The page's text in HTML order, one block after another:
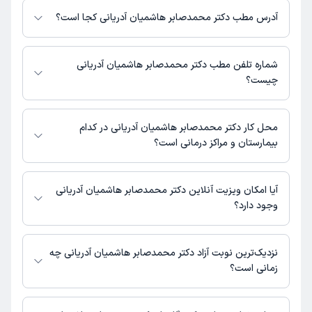
تماس بگیرید.
آدرس مطب دکتر محمدصابر هاشمیان آدریانی کجا است؟
اطلاعات مربوط به آدرس مطب دکتر محمدصابر هاشمیان آدریانی در حال حاضر
در دسترس نیست. برای دریافت اطلاعات دقیق‌تر، لطفاً با مطب تماس بگیرید.
شماره تلفن مطب دکتر محمدصابر هاشمیان آدریانی
چیست؟
شماره تماس مطب دکتر محمدصابر هاشمیان آدریانی در حال حاضر در این
صفحه ثبت نشده است.
محل کار دکتر محمدصابر هاشمیان آدریانی در کدام
بیمارستان و مراکز درمانی است؟
دکتر محمدصابر هاشمیان آدریانی در مراکز زیر فعالیت دارد:
کلینیک دندانپزشکی مارال
آیا امکان ویزیت آنلاین دکتر محمدصابر هاشمیان آدریانی
وجود دارد؟
در حال حاضر اطلاعاتی درباره ارائه ویزیت آنلاین توسط دکتر محمدصابر هاشمیان
آدریانی در دسترس نیست. برای دریافت اطلاعات دقیق‌تر، لطفاً با مطب تماس
بگیرید.
نزدیک‌ترین نوبت آزاد دکتر محمدصابر هاشمیان آدریانی چه
زمانی است؟
دکتر محمدصابر هاشمیان آدریانی از روز سه‌شنبه 20 مرداد 1405 بیمار جدید